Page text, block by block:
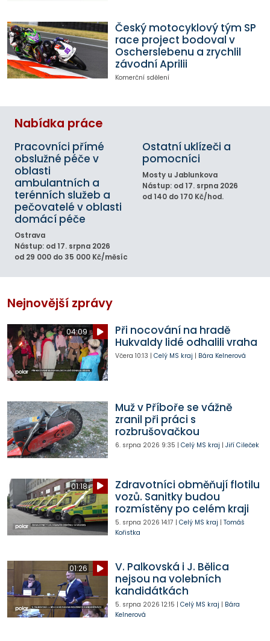
Český motocyklový tým SP
race project bodoval v
Oscherslebenu a zrychlil
závodní Aprilii
Komerční sdělení
Nabídka práce
Pracovníci přímé
obslužné péče v
oblasti
ambulantních a
terénních služeb a
pečovatelé v oblasti
domácí péče
Ostrava
Nástup: od 17. srpna 2026
od 29 000 do 35 000 Kč/měsíc
Ostatní uklízeči a
pomocníci
Mosty u Jablunkova
Nástup: od 17. srpna 2026
od 140 do 170 Kč/hod.
Nejnovější zprávy
04:09
Při nocování na hradě
Hukvaldy lidé odhalili vraha
Včera 10:13 | Celý MS kraj | Bára Kelnerová
Muž v Příboře se vážně
zranil při práci s
rozbrušovačkou
6. srpna 2026 9:35 | Celý MS kraj | Jiří Cileček
01:18
Zdravotníci obměňují flotilu
vozů. Sanitky budou
rozmístěny po celém kraji
5. srpna 2026 14:17 | Celý MS kraj | Tomáš
Kořistka
01:26
V. Palkovská i J. Bělica
nejsou na volebních
kandidátkách
5. srpna 2026 12:15 | Celý MS kraj | Bára
Kelnerová